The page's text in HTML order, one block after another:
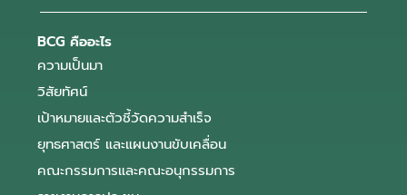
BCG คืออะไร
ความเป็นมา
วิสัยทัศน์
เป้าหมายและตัวชี้วัดความสำเร็จ
ยุทธศาสตร์ และแผนงานขับเคลื่อน
คณะกรรมการและคณะอนุกรรมการ